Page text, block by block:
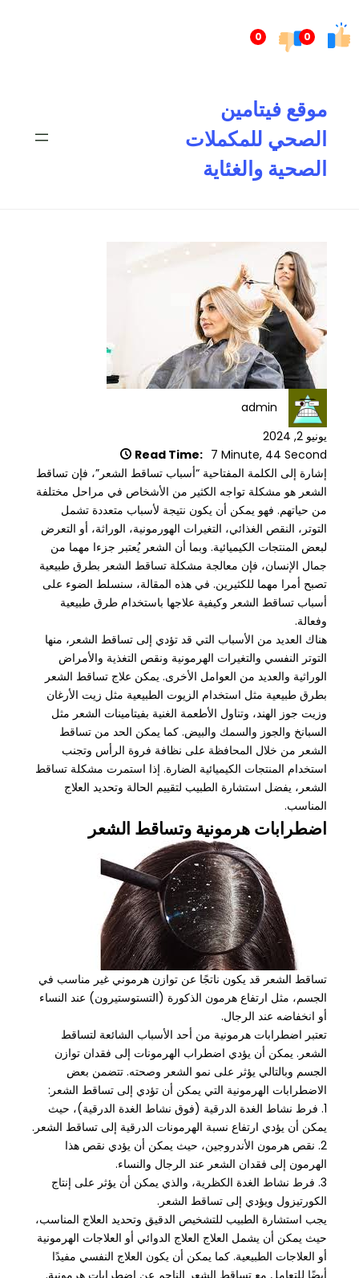
0
0إلى
موقع فيتامين
الصحي للمكملات
الصحية والغئاية
admin
يونيو 2, 2024
Read Time: 7 Minute, 44 Second
إشارة إلى الكلمة المفتاحية “أسباب تساقط الشعر”، فإن تساقط
الشعر هو مشكلة تواجه الكثير من الأشخاص في مراحل مختلفة
من حياتهم. فهو يمكن أن يكون نتيجة لأسباب متعددة تشمل
التوتر، النقص الغذائي، التغيرات الهورمونية، الوراثة، أو التعرض
لبعض المنتجات الكيميائية. وبما أن الشعر يُعتبر جزءا مهما من
جمال الإنسان، فإن معالجة مشكلة تساقط الشعر بطرق طبيعية
تصبح أمرا مهما للكثيرين. في هذه المقالة، سنسلط الضوء على
أسباب تساقط الشعر وكيفية علاجها باستخدام طرق طبيعية
وفعالة.
هناك العديد من الأسباب التي قد تؤدي إلى تساقط الشعر، منها
التوتر النفسي والتغيرات الهرمونية ونقص التغذية والأمراض
الوراثية والعديد من العوامل الأخرى. يمكن علاج تساقط الشعر
بطرق طبيعية مثل استخدام الزيوت الطبيعية مثل زيت الأرغان
وزيت جوز الهند، وتناول الأطعمة الغنية بفيتامينات الشعر مثل
السبانخ والجوز والسمك والبيض. كما يمكن الحد من تساقط
الشعر من خلال المحافظة على نظافة فروة الرأس وتجنب
استخدام المنتجات الكيميائية الضارة. إذا استمرت مشكلة تساقط
الشعر، يفضل استشارة الطبيب لتقييم الحالة وتحديد العلاج
المناسب.
اضطرابات هرمونية وتساقط الشعر
تساقط الشعر قد يكون ناتجًا عن توازن هرموني غير مناسب في
الجسم، مثل ارتفاع هرمون الذكورة (التستوستيرون) عند النساء
أو انخفاضه عند الرجال.
تعتبر اضطرابات هرمونية من أحد الأسباب الشائعة لتساقط
الشعر. يمكن أن يؤدي اضطراب الهرمونات إلى فقدان توازن
الجسم وبالتالي يؤثر على نمو الشعر وصحته. تتضمن بعض
الاضطرابات الهرمونية التي يمكن أن تؤدي إلى تساقط الشعر:
1. فرط نشاط الغدة الدرقية (فوق نشاط الغدة الدرقية)، حيث
يمكن أن يؤدي ارتفاع نسبة الهرمونات الدرقية إلى تساقط الشعر.
2. نقص هرمون الأندروجين، حيث يمكن أن يؤدي نقص هذا
الهرمون إلى فقدان الشعر عند الرجال والنساء.
3. فرط نشاط الغدة الكظرية، والذي يمكن أن يؤثر على إنتاج
الكورتيزول ويؤدي إلى تساقط الشعر.
يجب استشارة الطبيب للتشخيص الدقيق وتحديد العلاج المناسب،
حيث يمكن أن يشمل العلاج العلاج الدوائي أو العلاجات الهرمونية
أو العلاجات الطبيعية. كما يمكن أن يكون العلاج النفسي مفيدًا
أيضًا للتعامل مع تساقط الشعر الناجم عن اضطرابات هرمونية.